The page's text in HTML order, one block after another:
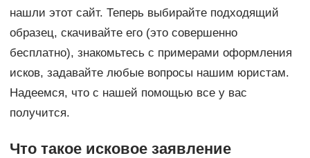
нашли этот сайт. Теперь выбирайте подходящий
образец, скачивайте его (это совершенно
бесплатно), знакомьтесь с примерами оформления
исков, задавайте любые вопросы нашим юристам.
Надеемся, что с нашей помощью все у вас
получится.
Что такое исковое заявление